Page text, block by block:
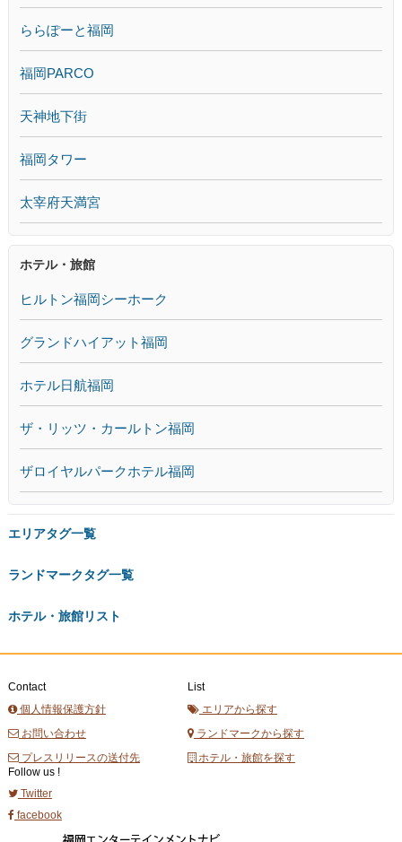
ららぽーと福岡
福岡PARCO
天神地下街
福岡タワー
太宰府天満宮
ホテル・旅館
ヒルトン福岡シーホーク
グランドハイアット福岡
ホテル日航福岡
ザ・リッツ・カールトン福岡
ザロイヤルパークホテル福岡
エリアタグ一覧
ランドマークタグ一覧
ホテル・旅館リスト
Contact
個人情報保護方針
お問い合わせ
プレスリリースの送付先
List
エリアから探す
ランドマークから探す
ホテル・旅館を探す
Follow us !
Twitter
facebook